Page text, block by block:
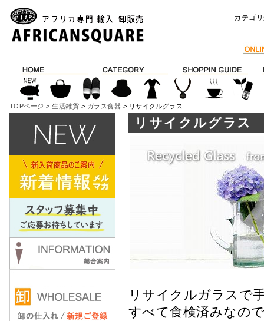
カテゴ
TOPページ >生活雑貨 > ガラス食器 > リサイクルグラス
リサイクルグラス
リサイクルガラスで
すべて食検済みなの